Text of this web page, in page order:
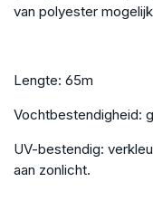
van polyester
Lengte: 65m
Vochtbestendigheid:
UV-bestendig:
aan zonlicht.